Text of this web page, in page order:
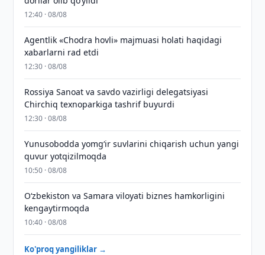
12:40 · 08/08
Agentlik «Chodra hovli» majmuasi holati haqidagi
xabarlarni rad etdi
12:30 · 08/08
Rossiya Sanoat va savdo vazirligi delegatsiyasi
Chirchiq texnoparkiga tashrif buyurdi
12:30 · 08/08
Yunusobodda yomg‘ir suvlarini chiqarish uchun yangi
quvur yotqizilmoqda
10:50 · 08/08
Oʻzbekiston va Samara viloyati biznes hamkorligini
kengaytirmoqda
10:40 · 08/08
Ko'proq yangiliklar →